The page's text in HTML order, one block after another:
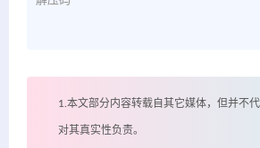
1.本文部分内容转载自其它媒体，但并不
对其真实性负责。